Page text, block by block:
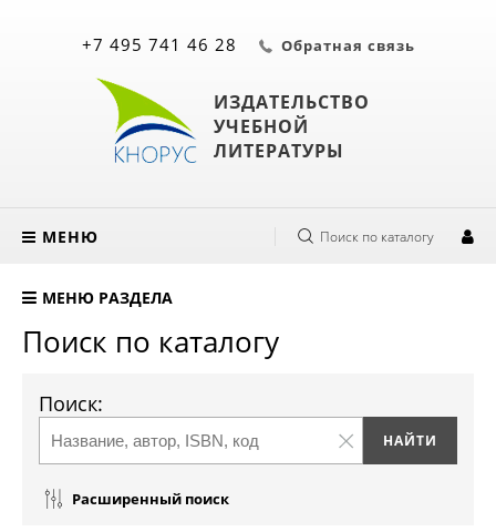
ИЗДАТЕЛЬСТВО
УЧЕБНОЙ
ЛИТЕРАТУРЫ
+7 495 741 46 28 Обратная связь
МЕНЮ Поиск по каталогу
МЕНЮ РАЗДЕЛА
Поиск по каталогу
Поиск:
Расширенный поиск